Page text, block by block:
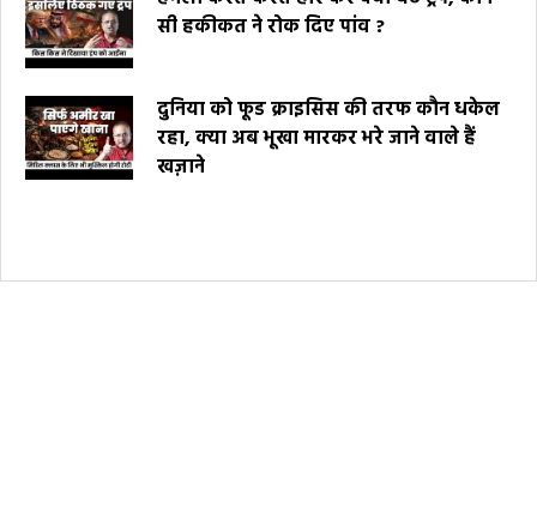
सी हकीकत ने रोक दिए पांव ?
दुनिया को फूड क्राइसिस की तरफ कौन धकेल
रहा, क्या अब भूखा मारकर भरे जाने वाले हैं
खज़ाने